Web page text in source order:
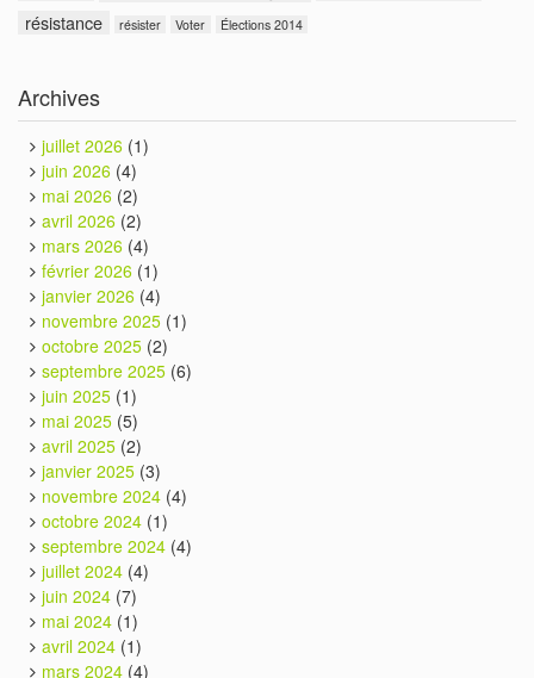
résistance
résister Voter Élections 2014
Archives
juillet 2026 (1)
juin 2026 (4)
mai 2026 (2)
avril 2026 (2)
mars 2026 (4)
février 2026 (1)
janvier 2026 (4)
novembre 2025 (1)
octobre 2025 (2)
septembre 2025 (6)
juin 2025 (1)
mai 2025 (5)
avril 2025 (2)
janvier 2025 (3)
novembre 2024 (4)
octobre 2024 (1)
septembre 2024 (4)
juillet 2024 (4)
juin 2024 (7)
mai 2024 (1)
avril 2024 (1)
mars 2024 (4)